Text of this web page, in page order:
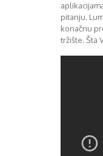
pitanju.
konačnu
tržište. Šta